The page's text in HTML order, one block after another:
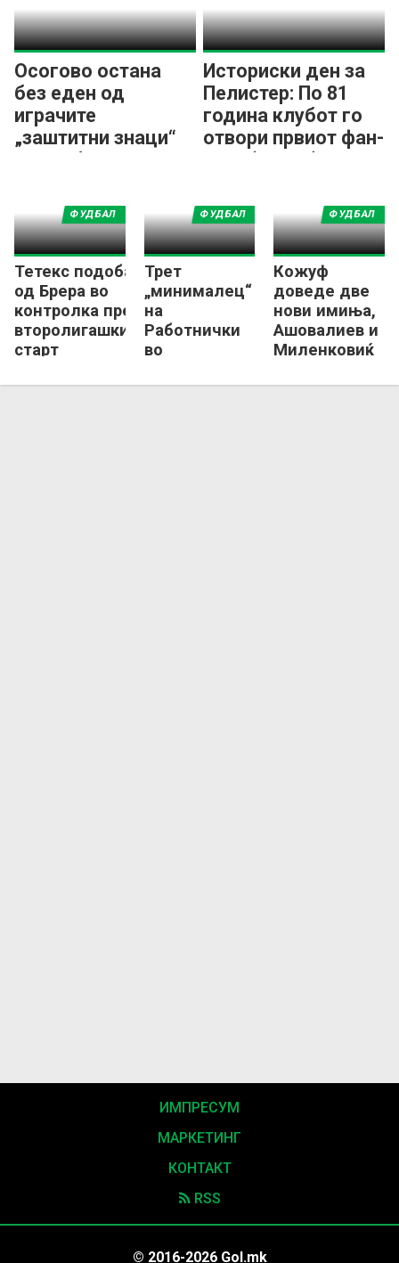
Осогово остана
без еден од
играчите
„заштитни знаци“
на клубот!
Историски ден за
Пелистер: По 81
година клубот го
отвори првиот фан-
шоп! (ФОТО)
Тетекс подобар
од Брера во
контролка пред
второлигашкиот
старт
ФУДБАЛ
Трет
„минималец“
на
Работнички
во
ФУДБАЛ
Кожуф
доведе две
нови имиња,
Ашовалиев и
Миленковиќ
во Гевгелија
ФУДБАЛ
ИМПРЕСУМ
МАРКЕТИНГ
КОНТАКТ
RSS
© 2016-2026 Gol.mk